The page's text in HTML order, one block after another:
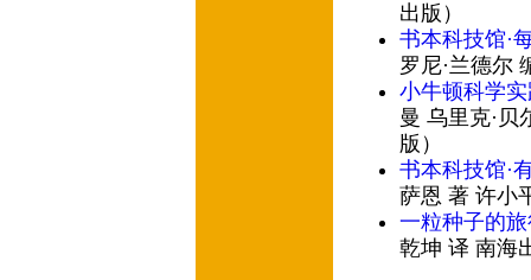
出版）
书本科技馆·
罗尼·兰德尔
小牛顿科学
曼 乌里克·
版）
书本科技馆·
萨恩 著 许小
一粒种子的
乾坤 译 南海